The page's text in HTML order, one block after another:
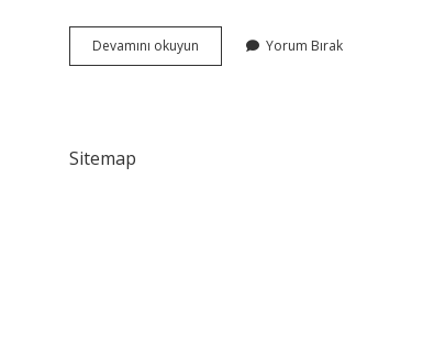
Devamını okuyun Yargıtay
Da
Yorum Bırak
Sitemap